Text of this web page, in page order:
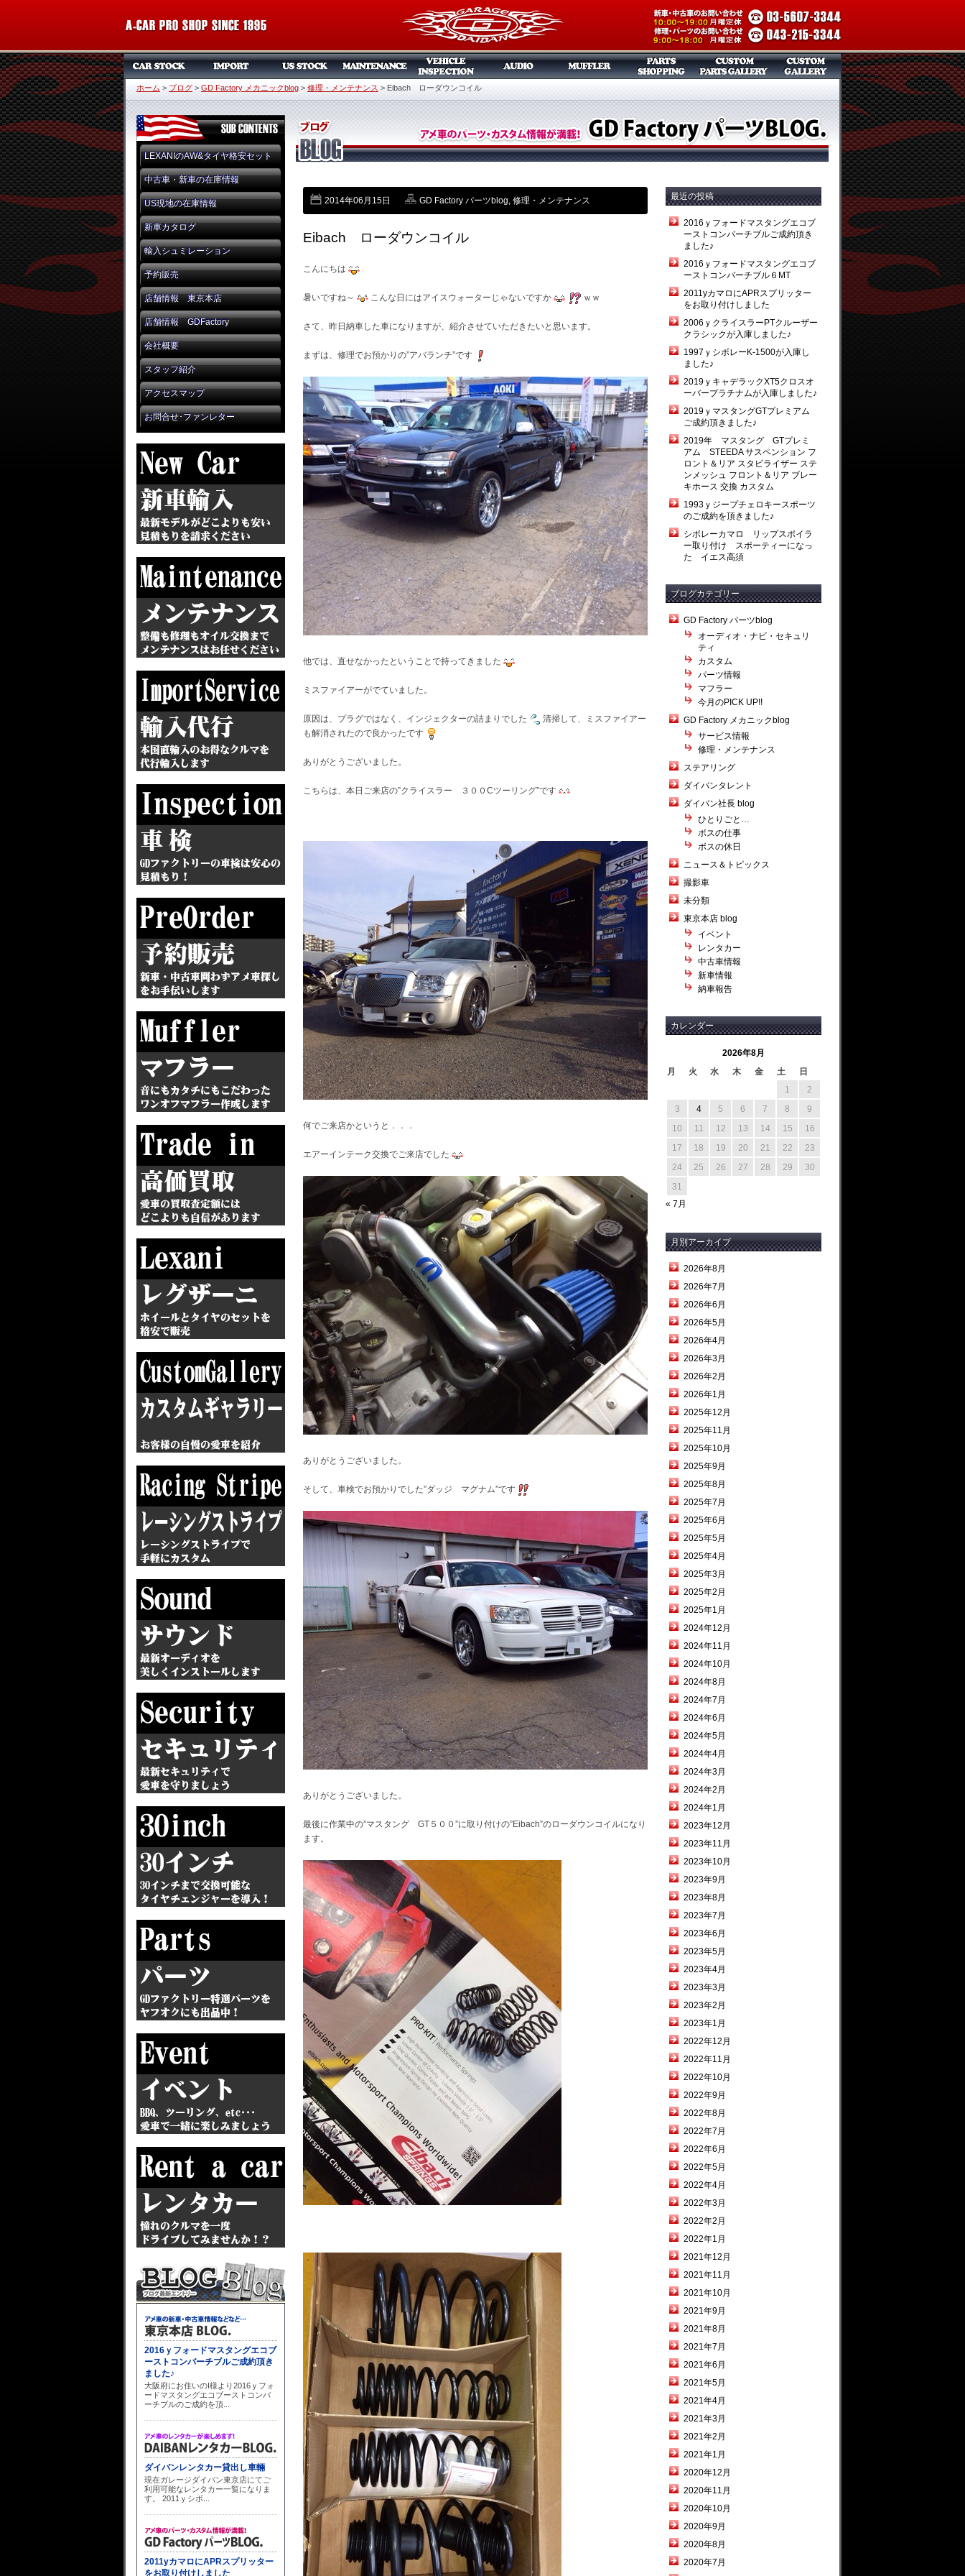
ホーム > ブログ > GD Factory メカニックblog > 修理・メンテナンス > Eibach ローダウンコイル
LEXANIのAW&タイヤ格安セット
中古車・新車の在庫情報
US現地の在庫情報
新車カタログ
輸入シュミレーション
予約販売
店舗情報 東京本店
店舗情報 GDFactory
会社概要
スタッフ紹介
アクセスマップ
お問合せ･ファンレター
2014年06月15日 GD Factory パーツblog, 修理・メンテナンス
Eibach ローダウンコイル
こんにちは
暑いですね～ こんな日にはアイスウォーターじゃないですか ｗｗ
さて、昨日納車した車になりますが、紹介させていただきたいと思います。
まずは、修理でお預かりの”アバランチ”です
他では、直せなかったということで持ってきました
ミスファイアーがでていました。
原因は、プラグではなく、インジェクターの詰まりでした
清掃して、ミスファイアー
も解消されたので良かったです
ありがとうございました。
こちらは、本日ご来店の”クライスラー ３００Cツーリング”です
何でご来店かというと．．．
エアーインテーク交換でご来店でした
ありがとうございました。
そして、車検でお預かりでした”ダッジ マグナム”です
ありがとうございました。
最後に作業中の”マスタング GT５００”に取り付けの”Eibach”のローダウンコイルになり
ます。
最近の投稿
2016ｙフォードマスタングエコブ
ーストコンバーチブルご成約頂き
ました♪
2016ｙフォードマスタングエコブ
ーストコンバーチブル６MT
2011yカマロにAPRスプリッター
をお取り付けしました
2006ｙクライスラーPTクルーザー
クラシックが入庫しました♪
1997ｙシボレーK-1500が入庫し
ました♪
2019ｙキャデラックXT5クロスオ
ーバープラチナムが入庫しました♪
2019ｙマスタングGTプレミアム
ご成約頂きました♪
2019年 マスタング GTプレミ
アム STEEDA サスペンション フ
ロント＆リア スタビライザー ステ
ンメッシュ フロント＆リア ブレー
キホース 交換 カスタム
1993ｙジープチェロキースポーツ
のご成約を頂きました♪
シボレーカマロ リップスポイラ
ー取り付け スポーティーになっ
た イエス高須
ブログカテゴリー
GD Factory パーツblog
オーディオ・ナビ・セキュリ
ティ
カスタム
パーツ情報
マフラー
今月のPICK UP!!
GD Factory メカニックblog
サービス情報
修理・メンテナンス
ステアリング
ダイバンタレント
ダイバン社長 blog
ひとりごと…
ボスの仕事
ボスの休日
ニュース＆トピックス
撮影車
未分類
東京本店 blog
イベント
レンタカー
中古車情報
新車情報
納車報告
カレンダー
2026年8月
月
火 水 木 金 土
日
1
2
3
4 5 6 7 8
9
10
11 12 13 14 15
16
17
18 19 20 21 22
23
24
25 26 27 28 29
30
31
« 7月
月別アーカイブ
2026年8月
2026年7月
2026年6月
2026年5月
2026年4月
2026年3月
2026年2月
2026年1月
2025年12月
2025年11月
2025年10月
2025年9月
2025年8月
2025年7月
2025年6月
2025年5月
2025年4月
2025年3月
2025年2月
2025年1月
2024年12月
2024年11月
2024年10月
2024年8月
2024年7月
2024年6月
2024年5月
2024年4月
2024年3月
2024年2月
2024年1月
2023年12月
2023年11月
2023年10月
2023年9月
2023年8月
2023年7月
2023年6月
2023年5月
2023年4月
2023年3月
2023年2月
2023年1月
2022年12月
2022年11月
2022年10月
2022年9月
2022年8月
2022年7月
2022年6月
2022年5月
2022年4月
2022年3月
2022年2月
2022年1月
2021年12月
2021年11月
2021年10月
2021年9月
2021年8月
2021年7月
2021年6月
2021年5月
2021年4月
2021年3月
2021年2月
2021年1月
2020年12月
2020年11月
2020年10月
2020年9月
2020年8月
2020年7月